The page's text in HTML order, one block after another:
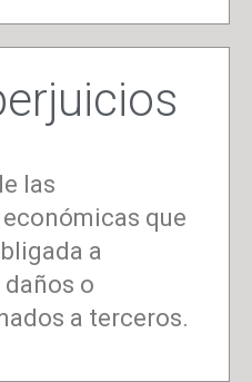
las
que
a
o
a terceros.